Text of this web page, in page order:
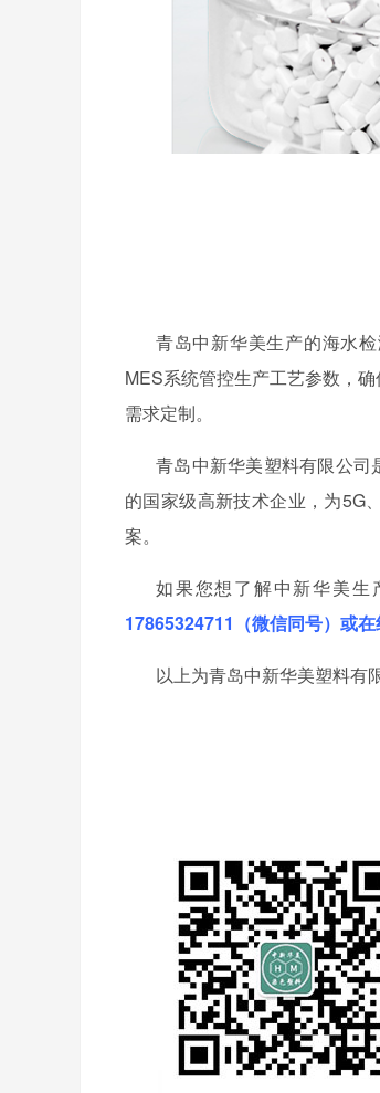
青岛中新华美生产的海水
MES系统管控生产工艺参数，
需求定制。
青岛中新华美塑料有限公
的国家级高新技术企业，为5G
案。
如果您想了解中新华美生
17865324711（微信同号）或在
以上为青岛中新华美塑料有